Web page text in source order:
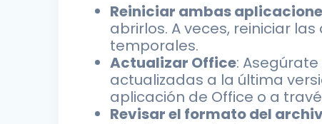
Reiniciar ambas
abrirlos. A veces, reiniciar
temporales.
Actualizar Office:
actualizadas a la última
aplicación de Office o a
Revisar el formato del